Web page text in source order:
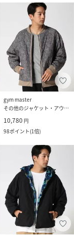
gym master
その他のジャケット・アウター
10,780 円
98ポイント(1倍)